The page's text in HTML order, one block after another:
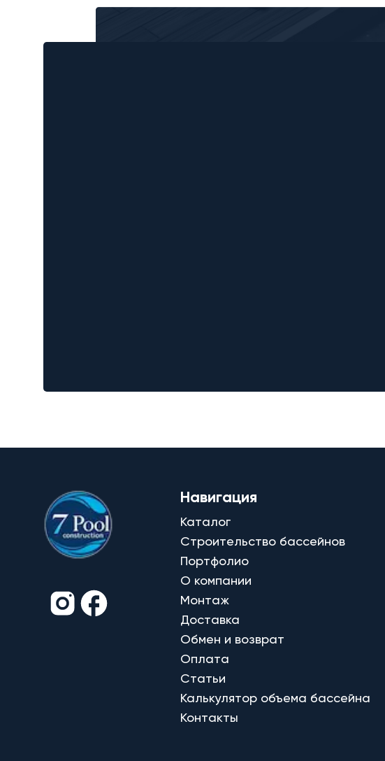
Навигация
Каталог
Строительство бассейнов
Портфолио
О компании
Монтаж
Доставка
Обмен и возврат
Оплата
Статьи
Калькулятор объема бассейна
Контакты